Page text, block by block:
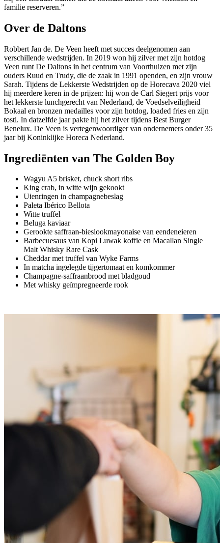
familie reserveren.”
Over de Daltons
Robbert Jan de. De Veen heeft met succes deelgenomen aan
verschillende wedstrijden. In 2019 won hij zilver met zijn hotdog
Veen runt De Daltons in het centrum van Voorthuizen met zijn
ouders Ruud en Trudy, die de zaak in 1991 openden, en zijn vrouw
Sarah. Tijdens de Lekkerste Wedstrijden op de Horecava 2020 viel
hij meerdere keren in de prijzen: hij won de Carl Siegert prijs voor
het lekkerste lunchgerecht van Nederland, de Voedselveiligheid
Bokaal en bronzen medailles voor zijn hotdog, loaded fries en zijn
tosti. In datzelfde jaar pakte hij het zilver tijdens Best Burger
Benelux. De Veen is vertegenwoordiger van ondernemers onder 35
jaar bij Koninklijke Horeca Nederland.
Ingrediënten van The Golden Boy
Wagyu A5 brisket, chuck short ribs
King crab, in witte wijn gekookt
Uienringen in champagnebeslag
Paleta Ibérico Bellota
Witte truffel
Beluga kaviaar
Gerookte saffraan-bieslookmayonaise van eendeneieren
Barbecuesaus van Kopi Luwak koffie en Macallan Single
Malt Whisky Rare Cask
Cheddar met truffel van Wyke Farms
In matcha ingelegde tijgertomaat en komkommer
Champagne-saffraanbrood met bladgoud
Met whisky geïmpregneerde rook